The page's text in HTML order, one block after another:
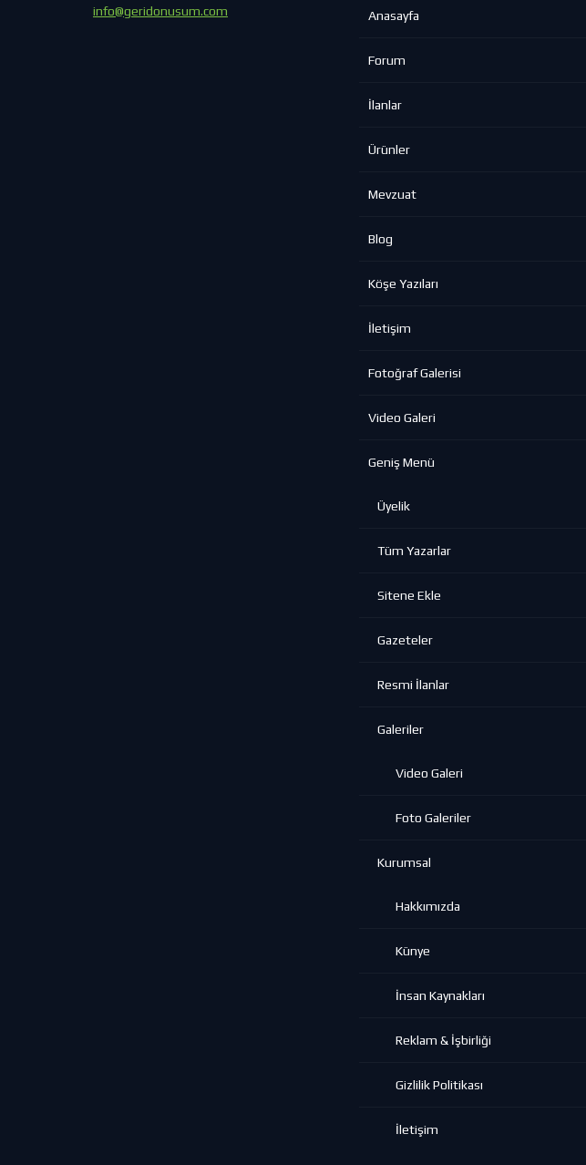
info@geridonusum.com
Anasayfa
Forum
İlanlar
Ürünler
Mevzuat
Blog
Köşe Yazıları
İletişim
Fotoğraf Galerisi
Video Galeri
Geniş Menü
Üyelik
Tüm Yazarlar
Sitene Ekle
Gazeteler
Resmi İlanlar
Galeriler
Video Galeri
Foto Galeriler
Kurumsal
Hakkımızda
Künye
İnsan Kaynakları
Reklam & İşbirliği
Gizlilik Politikası
İletişim